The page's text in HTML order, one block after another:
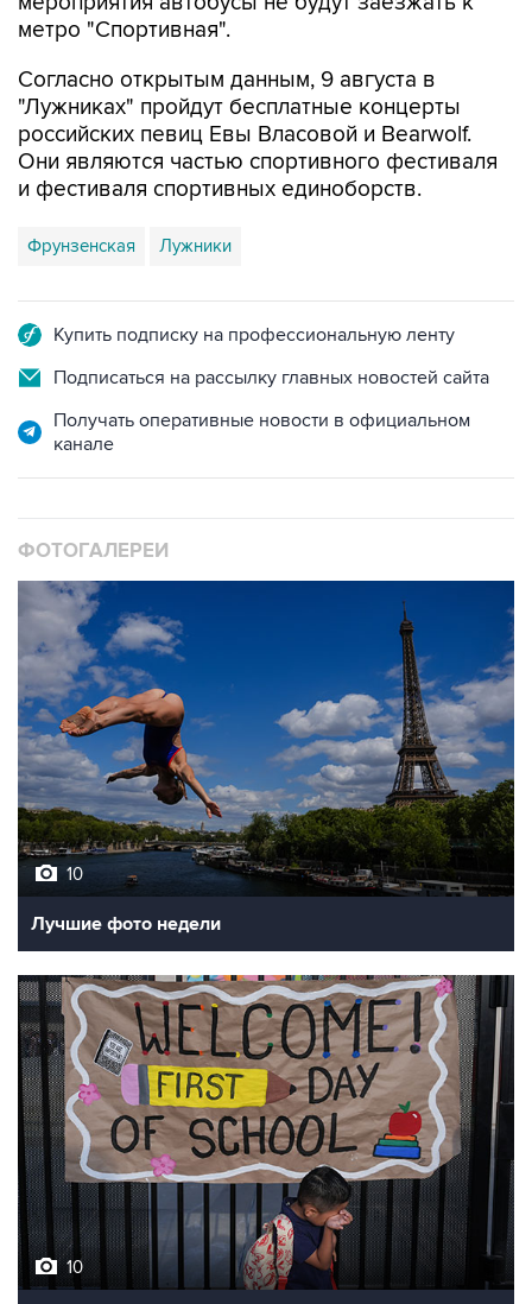
метро "Спортивная".
Согласно открытым данным, 9 августа в
"Лужниках" пройдут бесплатные концерты
российских певиц Евы Власовой и Bearwolf.
Они являются частью спортивного фестиваля
и фестиваля спортивных единоборств.
Фрунзенская Лужники
Купить подписку на профессиональную ленту
Подписаться на рассылку главных новостей сайта
Получать оперативные новости в официальном
канале
ФОТОГАЛЕРЕИ
10
Лучшие фото недели
10